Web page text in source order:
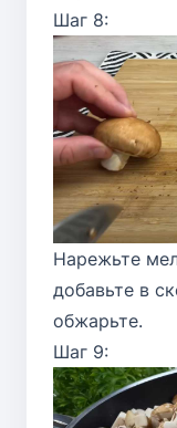
Шаг 8:
Нарежьте
добавьте в
обжарьте.
Шаг 9: